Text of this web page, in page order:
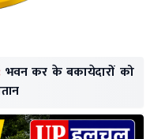
भवन कर के बकायेदारों को